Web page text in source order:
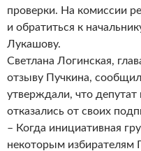
проверки. На комиссии
и обратиться к
Лукашову.
Светлана Логинская,
отзыву Пучкина,
утверждали, что
отказались от своих
– Когда инициативная
некоторым избирателям